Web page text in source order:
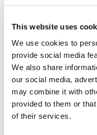
This website uses
We use cookies to
provide social media
We also share
our social media,
may combine it with
provided to them or
of their services.
Das Projekt
einen Parkplatz
befindet sich in
wenige
dem
der
im Dezember